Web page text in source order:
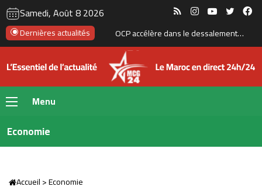
Samedi, Août 8 2026 RSS InstagramYouTube
Dernières actualités Boulemane : un projet de 251 MDH pour sécuriser l’approvisionnement en eau potable
Menu
Economie
Accueil>Economie